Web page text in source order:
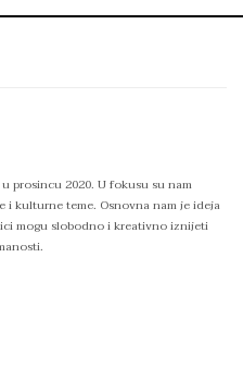
prosincu 2020. U fokusu su nam
kulturne teme. Osnovna nam je ideja
mogu slobodno i kreativno iznijeti